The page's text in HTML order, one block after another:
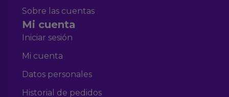
Sobre las cuentas
Mi cuenta
Iniciar sesión
Mi cuenta
Datos personales
Historial de pedidos